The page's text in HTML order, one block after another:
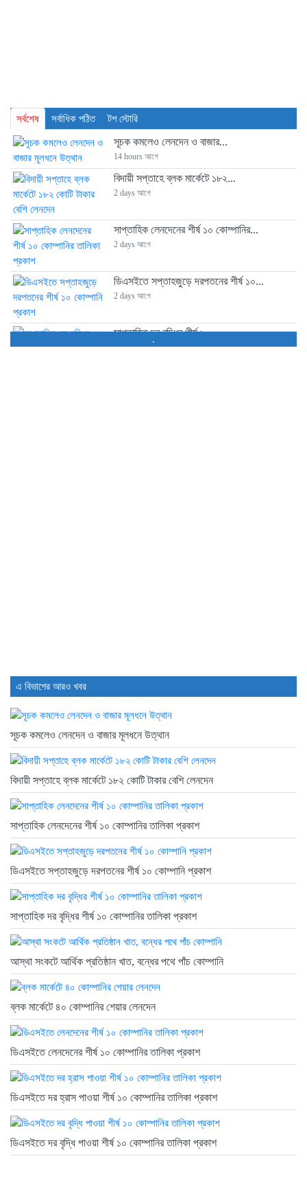
সর্বশেষ সর্বাধিক পঠিত টপ স্টোরি
সূচক কমলেও লেনদেন ও বাজার...
14 hours আগে
বিদায়ী সপ্তাহে ব্লক মার্কেটে ১৮২...
2 days আগে
সাপ্তাহিক লেনদেনের শীর্ষ ১০ কোম্পানির...
2 days আগে
ডিএসইতে সপ্তাহজুড়ে দরপতনের শীর্ষ ১০...
2 days আগে
সাপ্তাহিক দর বৃদ্ধির শীর্ষ ১০...
2 days আগে
.
এ বিভাগের আরও খবর
সূচক কমলেও লেনদেন ও বাজার মূলধনে উত্থান
বিদায়ী সপ্তাহে ব্লক মার্কেটে ১৮২ কোটি টাকার বেশি লেনদেন
সাপ্তাহিক লেনদেনের শীর্ষ ১০ কোম্পানির তালিকা প্রকাশ
ডিএসইতে সপ্তাহজুড়ে দরপতনের শীর্ষ ১০ কোম্পানি প্রকাশ
সাপ্তাহিক দর বৃদ্ধির শীর্ষ ১০ কোম্পানির তালিকা প্রকাশ
আস্থা সংকটে আর্থিক প্রতিষ্ঠান খাত, বন্ধের পথে পাঁচ কোম্পানি
ব্লক মার্কেটে ৪০ কোম্পানির শেয়ার লেনদেন
ডিএসইতে লেনদেনের শীর্ষ ১০ কোম্পানির তালিকা প্রকাশ
ডিএসইতে দর হ্রাস পাওয়া শীর্ষ ১০ কোম্পানির তালিকা প্রকাশ
ডিএসইতে দর বৃদ্ধি পাওয়া শীর্ষ ১০ কোম্পানির তালিকা প্রকাশ